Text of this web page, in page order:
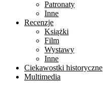
Patronaty
Inne
Recenzje
Książki
Film
Wystawy
Inne
Ciekawostki historyczne
Multimedia